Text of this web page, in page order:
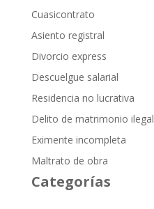
Cuasicontrato
Asiento registral
Divorcio express
Descuelgue salarial
Residencia no lucrativa
Delito de matrimonio ilegal
Eximente incompleta
Maltrato de obra
Categorías